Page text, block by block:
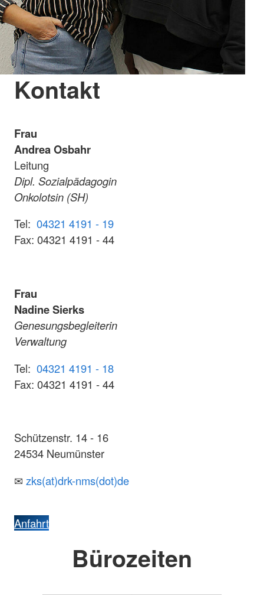
Kontakt
Frau
Andrea Osbahr
Leitung
Dipl. Sozialpädagogin
Onkolotsin (SH)
Tel: 04321 4191 - 19
Fax: 04321 4191 - 44
Frau
Nadine Sierks
Genesungsbegleiterin
Verwaltung
Tel: 04321 4191 - 18
Fax: 04321 4191 - 44
Schützenstr. 14 - 16
24534 Neumünster
✉ zks(at)drk-nms(dot)de
Anfahrt
Bürozeiten